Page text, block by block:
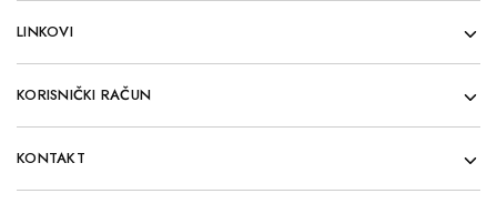
LINKOVI
KORISNIČKI RAČUN
KONTAKT